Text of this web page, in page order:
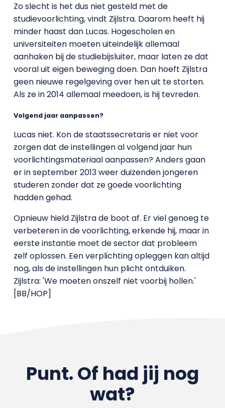
Zo slecht is het dus niet gesteld met de
studievoorlichting, vindt Zijlstra. Daarom heeft hij
minder haast dan Lucas. Hogescholen en
universiteiten moeten uiteindelijk allemaal
aanhaken bij de studiebijsluiter, maar laten ze dat
vooral uit eigen beweging doen. Dan hoeft Zijlstra
geen nieuwe regelgeving over hen uit te storten.
Als ze in 2014 allemaal meedoen, is hij tevreden.
Volgend jaar aanpassen?
Lucas niet. Kon de staatssecretaris er niet voor
zorgen dat de instellingen al volgend jaar hun
voorlichtingsmateriaal aanpassen? Anders gaan
er in september 2013 weer duizenden jongeren
studeren zonder dat ze goede voorlichting
hadden gehad.
Opnieuw hield Zijlstra de boot af. Er viel genoeg te
verbeteren in de voorlichting, erkende hij, maar in
eerste instantie moet de sector dat probleem
zelf oplossen. Een verplichting opleggen kan altijd
nog, als de instellingen hun plicht ontduiken.
Zijlstra: 'We moeten onszelf niet voorbij hollen.'
[BB/HOP]
Punt. Of had jij nog
wat?